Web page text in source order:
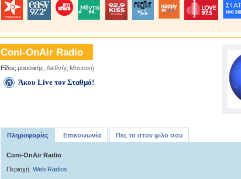
Coni-OnAir Radio
Είδος μουσικής: Διεθνής Μουσική
Άκου Live τον Σταθμό!
Πληροφορίες Επικοινωνία Πες το στον φίλο σου
Coni-OnAir Radio
Περιοχή: Web Radios